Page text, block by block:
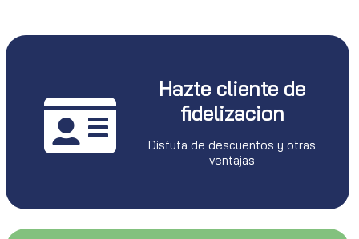
Hazte cliente de
fidelizacion
Disfuta de descuentos y otras
ventajas